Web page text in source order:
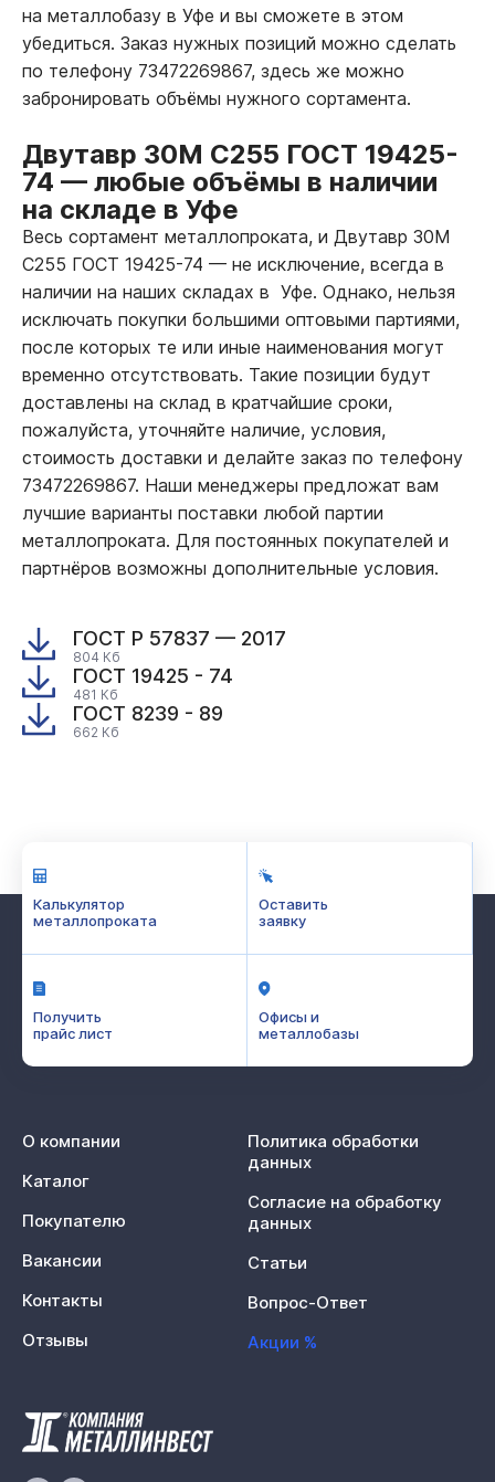
на металлобазу в Уфе и вы сможете в этом
убедиться. Заказ нужных позиций можно сделать
по телефону 73472269867, здесь же можно
забронировать объёмы нужного сортамента.
Двутавр 30М С255 ГОСТ 19425-
74 — любые объёмы в наличии
на складе в Уфе
Весь сортамент металлопроката, и Двутавр 30М
С255 ГОСТ 19425-74 — не исключение, всегда в
наличии на наших складах в Уфе. Однако, нельзя
исключать покупки большими оптовыми партиями,
после которых те или иные наименования могут
временно отсутствовать. Такие позиции будут
доставлены на склад в кратчайшие сроки,
пожалуйста, уточняйте наличие, условия,
стоимость доставки и делайте заказ по телефону
73472269867. Наши менеджеры предложат вам
лучшие варианты поставки любой партии
металлопроката. Для постоянных покупателей и
партнёров возможны дополнительные условия.
ГОСТ Р 57837 — 2017
804 Кб
ГОСТ 19425 - 74
481 Кб
ГОСТ 8239 - 89
662 Кб
Калькулятор
металлопроката
Оставить
заявку
Получить
прайс лист
Офисы и
металлобазы
О компании
Каталог
Покупателю
Вакансии
Контакты
Отзывы
Политика обработки
данных
Согласие на обработку
данных
Статьи
Вопрос-Ответ
Акции %